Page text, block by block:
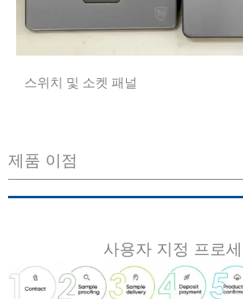
스위치 및 소켓 패널
제품 이점
사용자 지정 프로